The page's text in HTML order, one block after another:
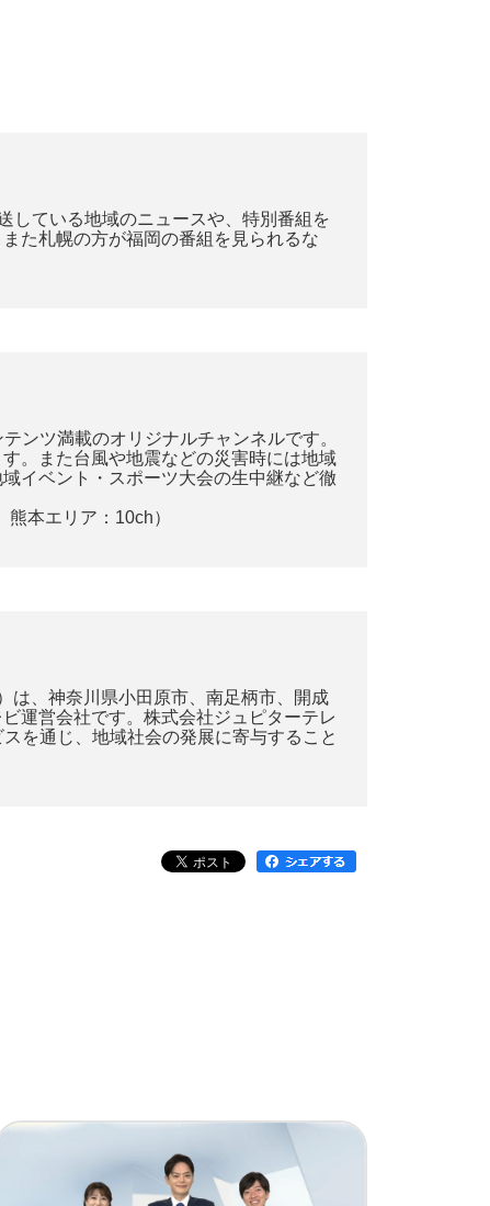
している地域のニュースや、特別番組を
た札幌の方が福岡の番組を見られるな
ンツ満載のオリジナルチャンネルです。
。また台風や地震などの災害時には地域
イベント・スポーツ大会の生中継など徹
本エリア：10ch）
、神奈川県小田原市、南足柄市、開成
運営会社です。株式会社ジュピターテレ
を通じ、地域社会の発展に寄与すること